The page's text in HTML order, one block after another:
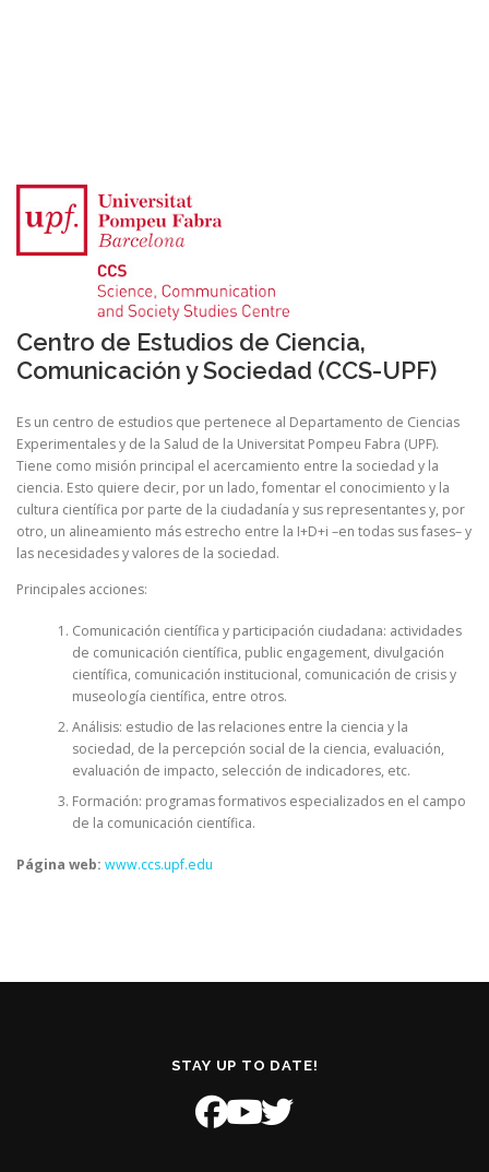
Centro de Estudios de Ciencia,
Comunicación y Sociedad (CCS-UPF)
Es un centro de estudios que pertenece al Departamento de Ciencias
Experimentales y de la Salud de la Universitat Pompeu Fabra (UPF).
Tiene como misión principal el acercamiento entre la sociedad y la
ciencia. Esto quiere decir, por un lado, fomentar el conocimiento y la
cultura científica por parte de la ciudadanía y sus representantes y, por
otro, un alineamiento más estrecho entre la I+D+i –en todas sus fases– y
las necesidades y valores de la sociedad.
Principales acciones:
Comunicación científica y participación ciudadana: actividades
de comunicación científica, public engagement, divulgación
científica, comunicación institucional, comunicación de crisis y
museología científica, entre otros.
Análisis: estudio de las relaciones entre la ciencia y la
sociedad, de la percepción social de la ciencia, evaluación,
evaluación de impacto, selección de indicadores, etc.
Formación: programas formativos especializados en el campo
de la comunicación científica.
Página web: www.ccs.upf.edu
STAY UP TO DATE!